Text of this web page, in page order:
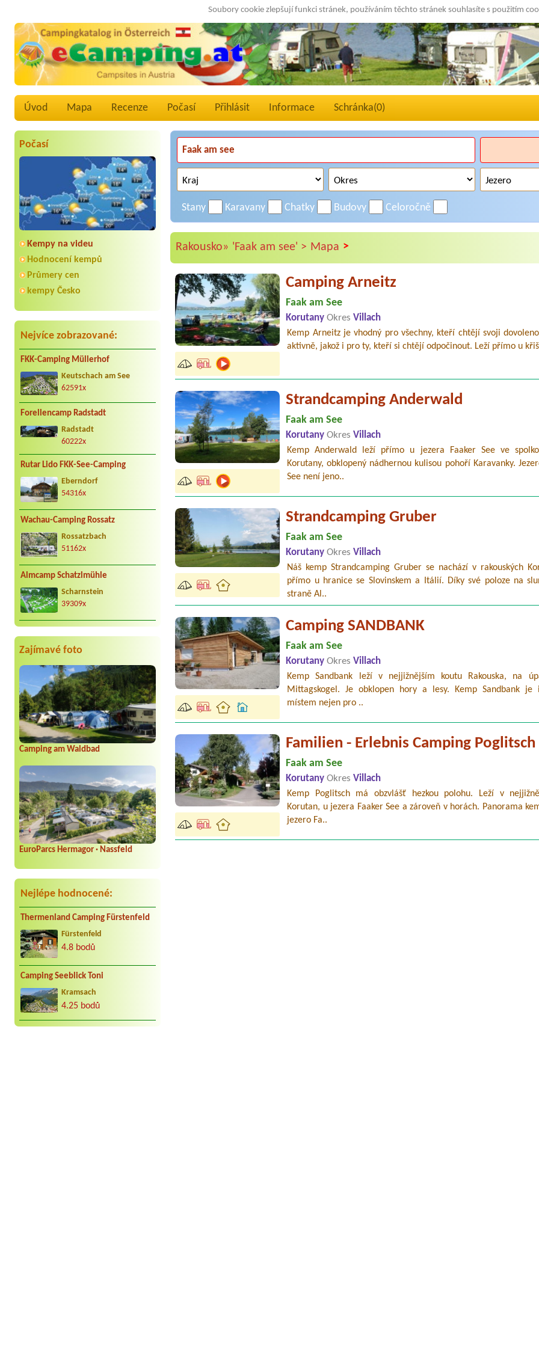
Soubory cookie zlepšují funkci stránek, používáním těchto stránek souhlasíte s použitím
Úvod Mapa Recenze Počasí Přihlásit Informace Schránka(0)
Počasí
Kempy na videu
Hodnocení kempů
Průmery cen
kempy Česko
Nejvíce zobrazované:
FKK-Camping Müllerhof
Keutschach am See
62591x
Forellencamp Radstadt
Radstadt
60222x
Rutar Lido FKK-See-Camping
Eberndorf
54316x
Wachau-Camping Rossatz
Rossatzbach
51162x
Almcamp Schatzlmühle
Scharnstein
39309x
Zajímavé foto
Camping am Waldbad
EuroParcs Hermagor · Nassfeld
Nejlépe hodnocené:
Thermenland Camping Fürstenfeld
Fürstenfeld
4.8 bodů
Camping Seeblick Toni
Kramsach
4.25 bodů
Stany Karavany Chatky Budovy Celoročně
Rakousko» 'Faak am see' > Mapa >
Camping Arneitz
Faak am See
KorutanyOkres Villach
Kemp Arneitz je vhodný pro všechny, kteří chtějí svoji
aktivně, jakož i pro ty, kteří si chtějí odpočinout. Leží přímo u
Strandcamping Anderwald
Faak am See
KorutanyOkres Villach
Kemp Anderwald leží přímo u jezera Faaker See ve
Korutany, obklopený nádhernou kulisou pohoří Karavanky.
See není jeno..
Strandcamping Gruber
Faak am See
KorutanyOkres Villach
Náš kemp Strandcamping Gruber se nachází v rakouských
přímo u hranice se Slovinskem a Itálií. Díky své poloze na
straně Al..
Camping SANDBANK
Faak am See
KorutanyOkres Villach
Kemp Sandbank leží v nejjižnějším koutu Rakouska, na
Mittagskogel. Je obklopen hory a lesy. Kemp Sandbank je
místem nejen pro ..
Familien - Erlebnis Camping Poglitsch
Faak am See
KorutanyOkres Villach
Kemp Poglitsch má obzvlášť hezkou polohu. Leží v
Korutan, u jezera Faaker See a zároveň v horách. Panorama
jezero Fa..